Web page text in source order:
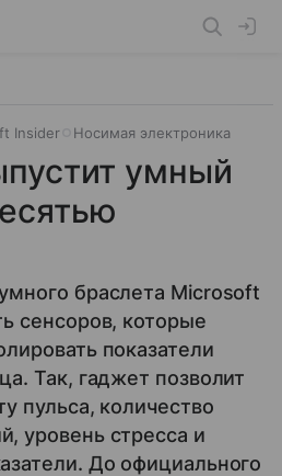
Insider Носимая электроника
умный
браслета Microsoft
сенсоров, которые
показатели
Так, гаджет позволит
пульса, количество
уровень стресса и
До официального